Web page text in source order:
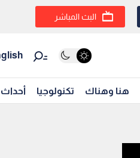
البث المباشر
هنا وهناك تكنولوجيا